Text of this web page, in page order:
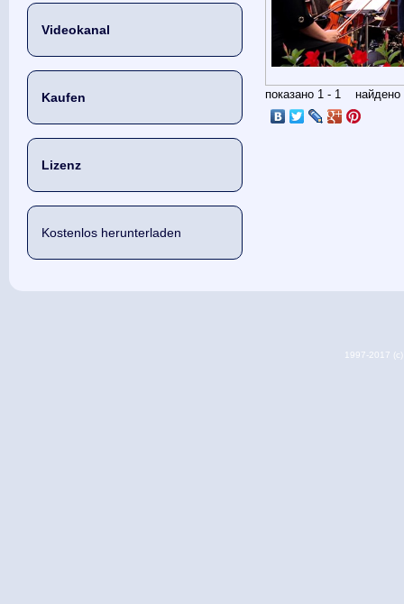
Videokanal
Kaufen
Lizenz
Kostenlos herunterladen
показано 1 - 1 найдено
1997-2017